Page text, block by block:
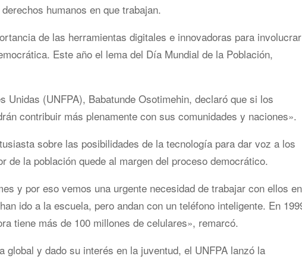
humanos en que trabajan.
de las herramientas digitales e innovadoras para involucrar
Este año el lema del Día Mundial de la Población,
(UNFPA), Babatunde Osotimehin, declaró que si los
contribuir más plenamente con sus comunidades y naciones».
sobre las posibilidades de la tecnología para dar voz a los
la población quede al margen del proceso democrático.
y por eso vemos una urgente necesidad de trabajar con ellos en
ido a la escuela, pero andan con un teléfono inteligente. En
tiene más de 100 millones de celulares», remarcó.
y dado su interés en la juventud, el UNFPA lanzó la